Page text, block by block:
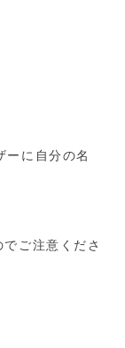
ーに自分の名
ご注意くださ